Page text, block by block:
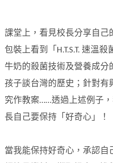
課堂上，看見校長分享自己
包裝上看到「H.T.S.T. 速溫
牛奶的殺菌技術及營養成分
孩子談台灣的歷史；針對有
究作教案……透過上述例子
長自己要保持「好奇心」！
當我能保持好奇心，承認自